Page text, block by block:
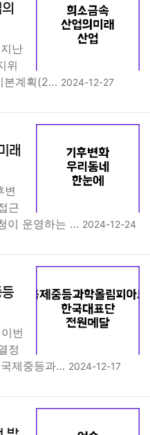
난
위
본계획(2… 2024-12-27
래
변
근
이 운영하는 … 2024-12-24
번
정
제중등과… 2024-12-17